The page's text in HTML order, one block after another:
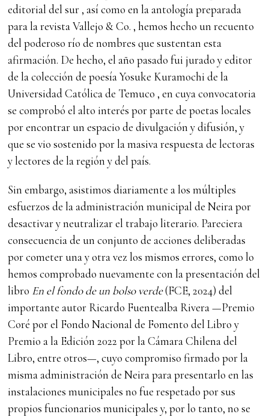
editorial del sur , así como en la antología preparada
para la revista Vallejo & Co. , hemos hecho un recuento
del poderoso río de nombres que sustentan esta
afirmación. De hecho, el año pasado fui jurado y editor
de la colección de poesía Yosuke Kuramochi de la
Universidad Católica de Temuco , en cuya convocatoria
se comprobó el alto interés por parte de poetas locales
por encontrar un espacio de divulgación y difusión, y
que se vio sostenido por la masiva respuesta de lectoras
y lectores de la región y del país.
Sin embargo, asistimos diariamente a los múltiples
esfuerzos de la administración municipal de Neira por
desactivar y neutralizar el trabajo literario. Pareciera
consecuencia de un conjunto de acciones deliberadas
por cometer una y otra vez los mismos errores, como lo
hemos comprobado nuevamente con la presentación del
libro En el fondo de un bolso verde(FCE, 2024) del
importante autor Ricardo Fuentealba Rivera —Premio
Coré por el Fondo Nacional de Fomento del Libro y
Premio a la Edición 2022 por la Cámara Chilena del
Libro, entre otros—, cuyo compromiso firmado por la
misma administración de Neira para presentarlo en las
instalaciones municipales no fue respetado por sus
propios funcionarios municipales y, por lo tanto, no se